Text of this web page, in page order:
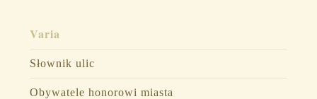
Varia
Słownik ulic
Obywatele honorowi miasta